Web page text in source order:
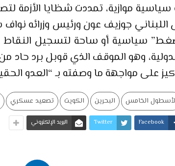
موازية، تمددت شظايا الأزمة
اللبناني جوزيف عون ورئيس وزرائه
سياسية أو ساحة لتسجيل النقاط
وهو الموقف الذي قوبل برد حاد
على مواجهة ما وصفته بـ “العدو
الخامس البحرين الكويت تصعيد عسكري
Facebook
Twitter البريد الإلكتروني